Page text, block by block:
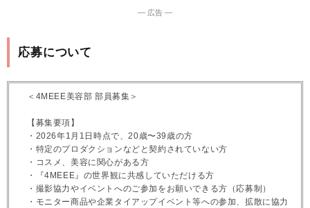
― 広告 ―
応募について
＜4MEEE美容部 部員募集＞
【募集要項】
・2026年1月1日時点で、20歳〜39歳の方
・特定のプロダクションなどと契約されていない方
・コスメ、美容に関心がある方
・『4MEEE』の世界観に共感していただける方
・撮影協力やイベントへのご参加をお願いできる方（応募制）
・モニター商品や企業タイアップイベント等への参加、拡散に協力